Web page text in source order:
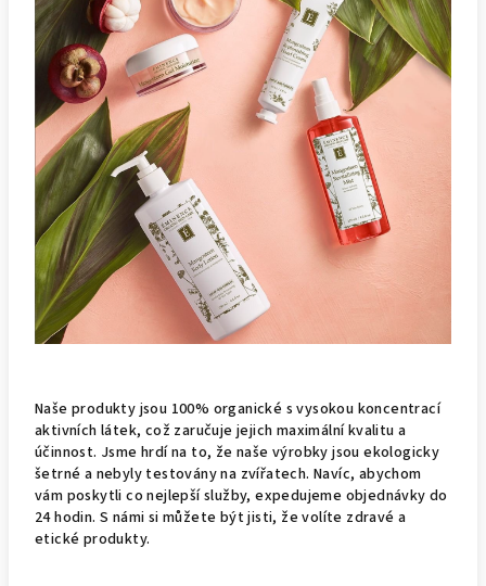
Naše produkty jsou 100% organické s vysokou koncentrací
aktivních látek, což zaručuje jejich maximální kvalitu a
účinnost. Jsme hrdí na to, že naše výrobky jsou ekologicky
šetrné a nebyly testovány na zvířatech. Navíc, abychom
vám poskytli co nejlepší služby, expedujeme objednávky do
24 hodin. S námi si můžete být jisti, že volíte zdravé a
etické produkty.